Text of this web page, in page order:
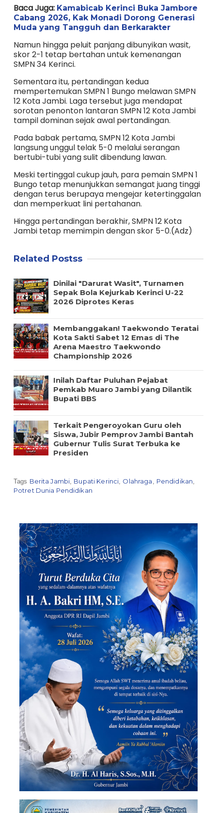
Baca Juga: Kamabicab Kerinci Buka Jambore
Cabang 2026, Kak Monadi Dorong Generasi
Muda yang Tangguh dan Berkarakter
Namun hingga peluit panjang dibunyikan wasit,
skor 2-1 tetap bertahan untuk kemenangan
SMPN 34 Kerinci.
Sementara itu, pertandingan kedua
mempertemukan SMPN 1 Bungo melawan SMPN
12 Kota Jambi. Laga tersebut juga mendapat
sorotan penonton lantaran SMPN 12 Kota Jambi
tampil dominan sejak awal pertandingan.
Pada babak pertama, SMPN 12 Kota Jambi
langsung unggul telak 5-0 melalui serangan
bertubi-tubi yang sulit dibendung lawan.
Meski tertinggal cukup jauh, para pemain SMPN 1
Bungo tetap menunjukkan semangat juang tinggi
dengan terus berupaya mengejar ketertinggalan
dan memperkuat lini pertahanan.
Hingga pertandingan berakhir, SMPN 12 Kota
Jambi tetap memimpin dengan skor 5-0.(Adz)
Related Postss
Dinilai "Darurat Wasit", Turnamen
Sepak Bola Kejurkab Kerinci U-22
2026 Diprotes Keras
Membanggakan! Taekwondo Teratai
Kota Sakti Sabet 12 Emas di The
Arena Maestro Taekwondo
Championship 2026
Inilah Daftar Puluhan Pejabat
Pemkab Muaro Jambi yang Dilantik
Bupati BBS
Terkait Pengeroyokan Guru oleh
Siswa, Jubir Pemprov Jambi Bantah
Gubernur Tulis Surat Terbuka ke
Presiden
Tags Berita Jambi Bupati Kerinci Olahraga Pendidikan
Potret Dunia Pendidikan